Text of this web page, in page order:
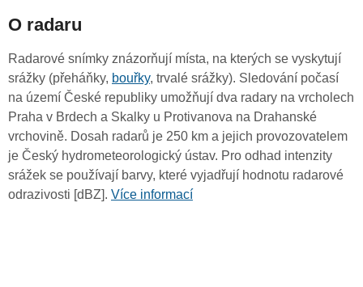
O radaru
Radarové snímky znázorňují místa, na kterých se vyskytují
srážky (přeháňky, bouřky, trvalé srážky). Sledování počasí
na území České republiky umožňují dva radary na vrcholech
Praha v Brdech a Skalky u Protivanova na Drahanské
vrchovině. Dosah radarů je 250 km a jejich provozovatelem
je Český hydrometeorologický ústav. Pro odhad intenzity
srážek se používají barvy, které vyjadřují hodnotu radarové
odrazivosti [dBZ]. Více informací